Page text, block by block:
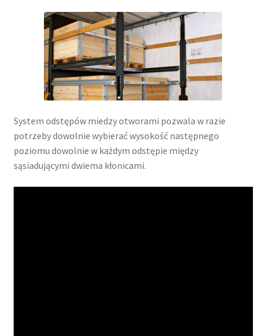
System odstępów miedzy otworami pozwala w razie
potrzeby dowolnie wybierać wysokość następnego
poziomu dowolnie w każdym odstępie między
sąsiadującymi dwiema kłonicami.